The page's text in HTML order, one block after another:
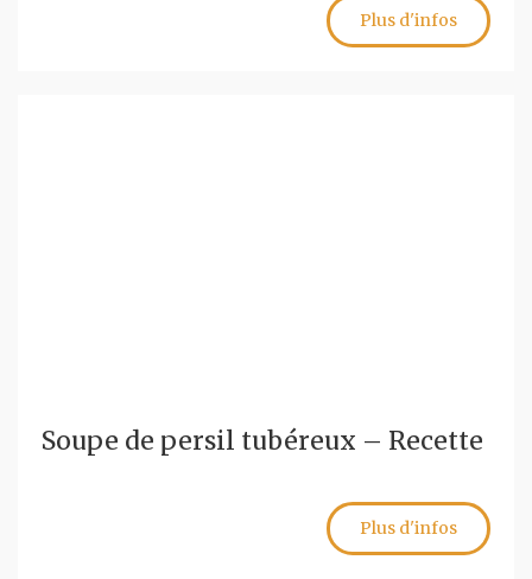
Plus d'infos
Soupe de persil tubéreux – Recette
Plus d'infos